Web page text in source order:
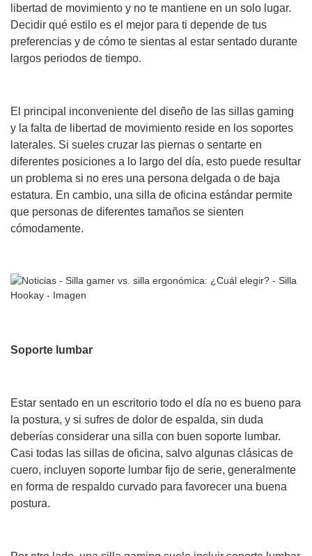
libertad de movimiento y no te mantiene en un solo lugar.
Decidir qué estilo es el mejor para ti depende de tus
preferencias y de cómo te sientas al estar sentado durante
largos periodos de tiempo.
El principal inconveniente del diseño de las sillas gaming
y la falta de libertad de movimiento reside en los soportes
laterales. Si sueles cruzar las piernas o sentarte en
diferentes posiciones a lo largo del día, esto puede resultar
un problema si no eres una persona delgada o de baja
estatura. En cambio, una silla de oficina estándar permite
que personas de diferentes tamaños se sienten
cómodamente.
Soporte lumbar
Estar sentado en un escritorio todo el día no es bueno para
la postura, y si sufres de dolor de espalda, sin duda
deberías considerar una silla con buen soporte lumbar.
Casi todas las sillas de oficina, salvo algunas clásicas de
cuero, incluyen soporte lumbar fijo de serie, generalmente
en forma de respaldo curvado para favorecer una buena
postura.